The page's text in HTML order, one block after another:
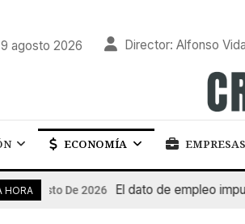
agosto 2026 Director: Alfonso
ECONOMÍA EMPRESAS
HORA
Agosto De 2026 El dato de empleo impulsa